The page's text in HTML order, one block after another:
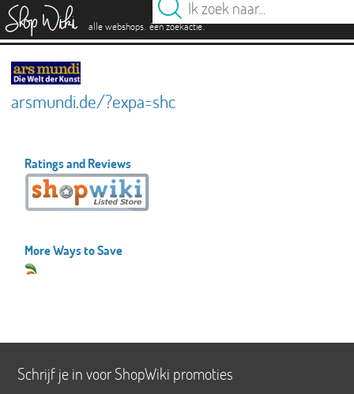
alle webshops. één zoekactie.
arsmundi.de/?expa=shc
Ratings and Reviews
More Ways to Save
Schrijf je in voor ShopWiki promoties